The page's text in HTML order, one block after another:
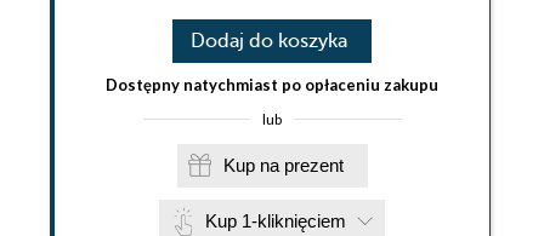
Dodaj do koszyka
Dostępny natychmiast po opłaceniu zakupu
lub
Kup na prezent
Kup 1-kliknięciem